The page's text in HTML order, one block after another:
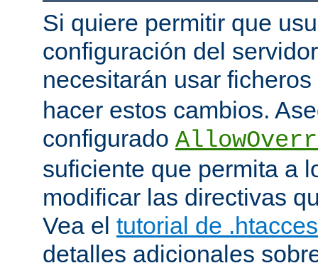
Si quiere permitir que
configuración del
necesitarán usar ficheros
hacer estos cambios.
configurado
suficiente que permita a
modificar las directivas
Vea el tutorial de
detalles adicionales